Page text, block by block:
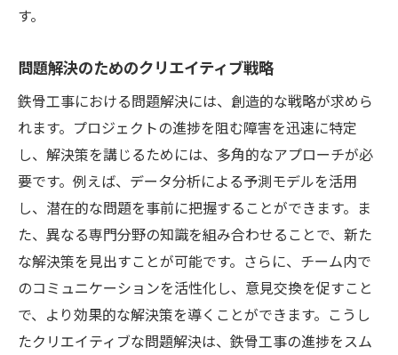
す。
問題解決のためのクリエイティブ戦略
鉄骨工事における問題解決には、創造的な戦略が求めら
れます。プロジェクトの進捗を阻む障害を迅速に特定
し、解決策を講じるためには、多角的なアプローチが必
要です。例えば、データ分析による予測モデルを活用
し、潜在的な問題を事前に把握することができます。ま
た、異なる専門分野の知識を組み合わせることで、新た
な解決策を見出すことが可能です。さらに、チーム内で
のコミュニケーションを活性化し、意見交換を促すこと
で、より効果的な解決策を導くことができます。こうし
たクリエイティブな問題解決は、鉄骨工事の進捗をスム